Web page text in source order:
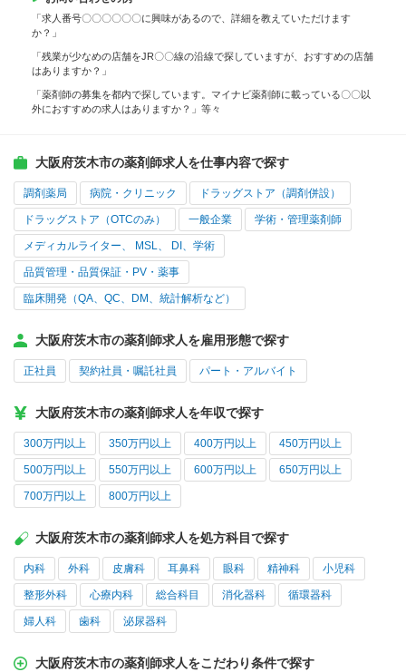
「求人番号〇〇〇〇〇〇に興味があるので、詳細を教えていただけます
か？」
「残業が少なめの店舗をJR〇〇線の沿線で探していますが、おすすめの店舗
はありますか？」
「薬剤師の募集を都内で探しています。マイナビ薬剤師に載っている〇〇以
外におすすめの求人はありますか？」等々
大阪府茨木市の薬剤師求人を仕事内容で探す
調剤薬局 病院・クリニック ドラッグストア（調剤併設）
ドラッグストア（OTCのみ） 一般企業 学術・管理薬剤師
メディカルライター、 MSL、 DI、学術
品質管理・品質保証・PV・薬事
臨床開発（QA、QC、DM、統計解析など）
大阪府茨木市の薬剤師求人を雇用形態で探す
正社員 契約社員・嘱託社員 パート・アルバイト
大阪府茨木市の薬剤師求人を年収で探す
300万円以上 350万円以上 400万円以上 450万円以上
500万円以上 550万円以上 600万円以上 650万円以上
700万円以上 800万円以上
大阪府茨木市の薬剤師求人を処方科目で探す
内科 外科 皮膚科 耳鼻科 眼科 精神科 小児科
整形外科 心療内科 総合科目 消化器科 循環器科
婦人科 歯科 泌尿器科
大阪府茨木市の薬剤師求人をこだわり条件で探す